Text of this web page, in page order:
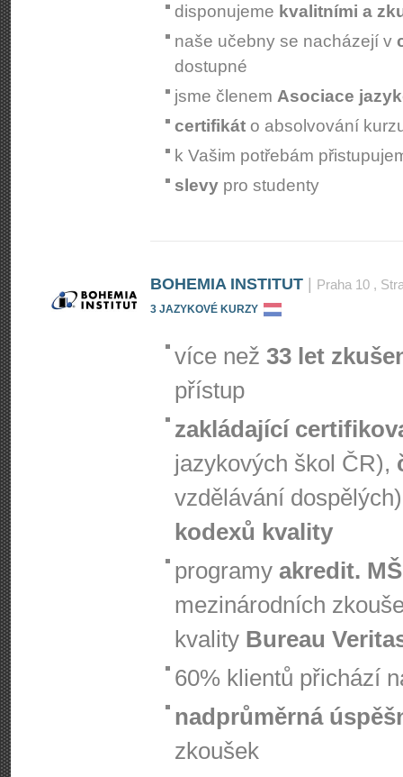
disponujeme kvalitními a
naše učebny se nacházejí v
dostupné
jsme členem Asociace
certifikát o absolvování
k Vašim potřebám
slevy pro studenty
BOHEMIA INSTITUT Praha 10 ,
3 JAZYKOVÉ KURZY
více než 33 let
přístup
zakládající
jazykových škol ČR),
vzdělávání
kodexů kvality
programy akredit.
mezinárodních
kvality Bureau
60% klientů přichází
nadprůměrná
zkoušek